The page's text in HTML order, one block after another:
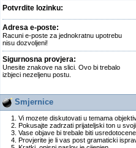
Potvrdite lozinku:
Adresa e-poste:
Racuni e-poste za jednokratnu upotrebu
nisu dozvoljeni!
Sigurnosna provjera:
Unesite znakove na slici. Ovo bi trebalo
izbjeci nezeljenu postu.
Smjernice
Vi mozete diskutovati u temama
Pokusajte zadrzati prijateljski ton u
Vase objave bi trebale biti
Provjerite je li vas post gramaticki